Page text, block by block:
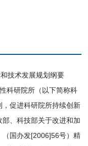
技术发展规划纲要
科研院所（以下简称科
促进科研院所持续创新
、科技部关于改进和加
（国办发[2006]56号）精